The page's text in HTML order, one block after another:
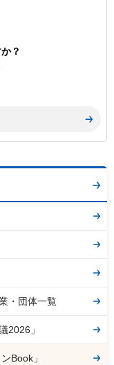
？
・団体一覧
2026」
Book」